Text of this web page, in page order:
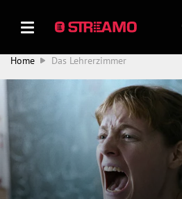
Home Das Lehrerzimmer